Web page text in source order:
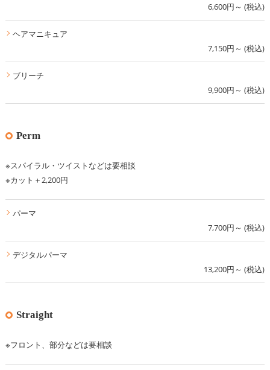
6,600円～ (税込)
ヘアマニキュア
7,150円～ (税込)
ブリーチ
9,900円～ (税込)
Perm
※スパイラル・ツイストなどは要相談
※カット＋2,200円
パーマ
7,700円～ (税込)
デジタルパーマ
13,200円～ (税込)
Straight
※フロント、部分などは要相談